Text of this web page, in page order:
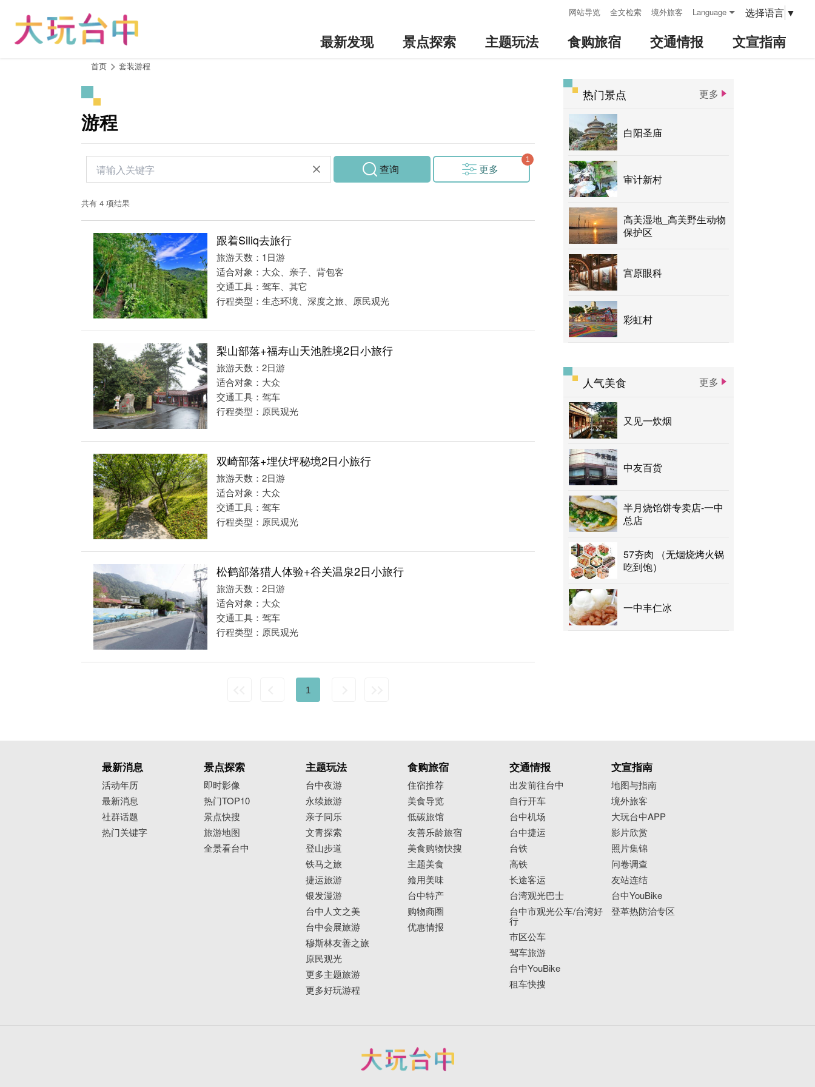
网站导览 全文检索 境外旅客 Language 选择语言 ▼
最新发现 景点探索 主题玩法 食购旅宿 交通情报 文宣指南
首页 套装游程
游程
查询 更多
共有 4 项结果
跟着Siliq去旅行
旅游天数：1日游
适合对象：大众、亲子、背包客
交通工具：驾车、其它
行程类型：生态环境、深度之旅、原民观光
梨山部落+福寿山天池胜境2日小旅行
旅游天数：2日游
适合对象：大众
交通工具：驾车
行程类型：原民观光
双崎部落+埋伏坪秘境2日小旅行
旅游天数：2日游
适合对象：大众
交通工具：驾车
行程类型：原民观光
松鹤部落猎人体验+谷关温泉2日小旅行
旅游天数：2日游
适合对象：大众
交通工具：驾车
行程类型：原民观光
1
热门景点 更多
白阳圣庙
审计新村
高美湿地_高美野生动物
保护区
宫原眼科
彩虹村
人气美食 更多
又见一炊烟
中友百货
半月烧馅饼专卖店-一中
总店
57夯肉 （无烟烧烤火锅
吃到饱）
一中丰仁冰
最新消息
活动年历
最新消息
社群话题
热门关键字
景点探索
即时影像
热门TOP10
景点快搜
旅游地图
全景看台中
主题玩法
台中夜游
永续旅游
亲子同乐
文青探索
登山步道
铁马之旅
捷运旅游
银发漫游
台中人文之美
台中会展旅游
穆斯林友善之旅
原民观光
更多主题旅游
更多好玩游程
食购旅宿
住宿推荐
美食导览
低碳旅馆
友善乐龄旅宿
美食购物快搜
主题美食
飨用美味
台中特产
购物商圈
优惠情报
交通情报
出发前往台中
自行开车
台中机场
台中捷运
台铁
高铁
长途客运
台湾观光巴士
台中市观光公车/台湾好
行
市区公车
驾车旅游
台中YouBike
租车快搜
文宣指南
地图与指南
境外旅客
大玩台中APP
影片欣赏
照片集锦
问卷调查
友站连结
台中YouBike
登革热防治专区